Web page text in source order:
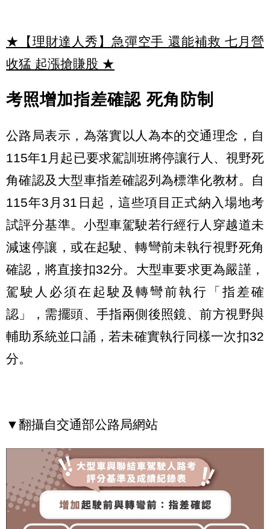
★【理財達人秀】急彈空手 還能補救 七月營
收猛 起漲搶賺股 ★
考照增加指差確認 死角防制
公路局表示，為落實以人為本的交通理念，自
115年1月起已要求駕訓班將停讓行人、視野死
角確認及大型車指差確認列為標準化教材。自
115年3月31日起，這些項目正式納入場地考
試評分基準。小型車駕駛若行經行人穿越道未
減速停讓，或在起駛、轉彎前未執行視野死角
確認，將直接扣32分。大型車要求更為嚴謹，
駕駛人必須在起駛及轉彎前執行「指差確
認」，需擺頭、手指兩側後照鏡、前方視野與
輔助系統並口誦，若未確實執行同樣一次扣32
分。
▼翻攝自交通部公路局網站